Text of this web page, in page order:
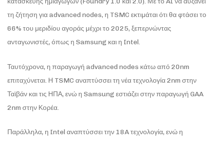
τη ζήτηση για advanced nodes, η TSMC εκτιμάται ότι θα φτάσει το
66% του μεριδίου αγοράς μέχρι το 2025, ξεπερνώντας
ανταγωνιστές, όπως η Samsung και η Intel.
Ταυτόχρονα, η παραγωγή advanced nodes κάτω από 20nm
επιταχύνεται. Η TSMC αναπτύσσει τη νέα τεχνολογία 2nm στην
Ταϊβάν και τις ΗΠΑ, ενώ η Samsung εστιάζει στην παραγωγή GAA
2nm στην Κορέα.
Παράλληλα, η Intel αναπτύσσει την 18A τεχνολογία, ενώ η